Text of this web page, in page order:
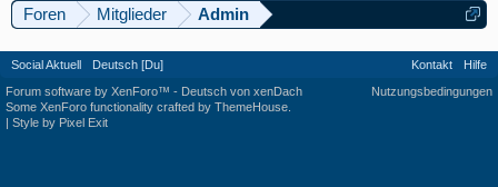
Foren Mitglieder Admin
Social Aktuell Deutsch [Du] Kontakt
Hilfe
Nutzungsbedingungen
Forum software by XenForo™ - Deutsch von xenDach
Some XenForo functionality crafted by ThemeHouse
| Style by Pixel Exit